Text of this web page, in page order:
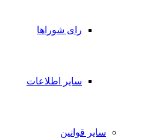
رای شوراها
سایر اطلاعات
سایر قوانین